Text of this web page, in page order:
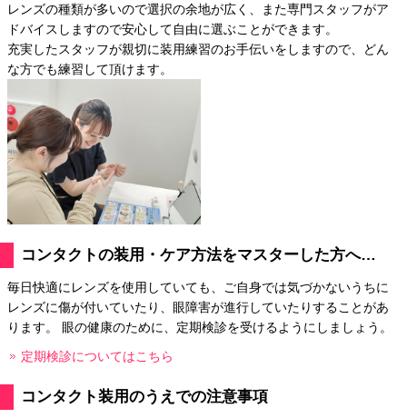
レンズの種類が多いので選択の余地が広く、また専門スタッフがア
ドバイスしますので安心して自由に選ぶことができます。
充実したスタッフが親切に装用練習のお手伝いをしますので、どん
な方でも練習して頂けます。
コンタクトの装用・ケア方法をマスターした方へ…
毎日快適にレンズを使用していても、ご自身では気づかないうちに
レンズに傷が付いていたり、眼障害が進行していたりすることがあ
ります。 眼の健康のために、定期検診を受けるようにしましょう。
定期検診についてはこちら
コンタクト装用のうえでの注意事項